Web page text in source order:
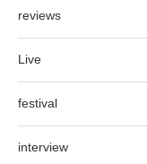
reviews
Live
festival
interview